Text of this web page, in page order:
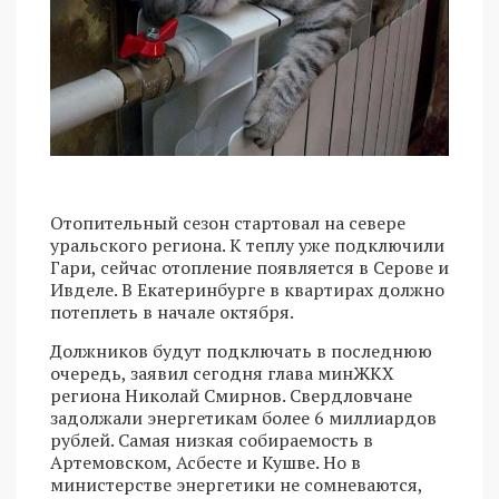
Отопительный сезон стартовал на севере
уральского региона. К теплу уже подключили
Гари, сейчас отопление появляется в Серове и
Ивделе. В Екатеринбурге в квартирах должно
потеплеть в начале октября.
Должников будут подключать в последнюю
очередь, заявил сегодня глава минЖКХ
региона Николай Смирнов. Свердловчане
задолжали энергетикам более 6 миллиардов
рублей. Самая низкая собираемость в
Артемовском, Асбесте и Кушве. Но в
министерстве энергетики не сомневаются,